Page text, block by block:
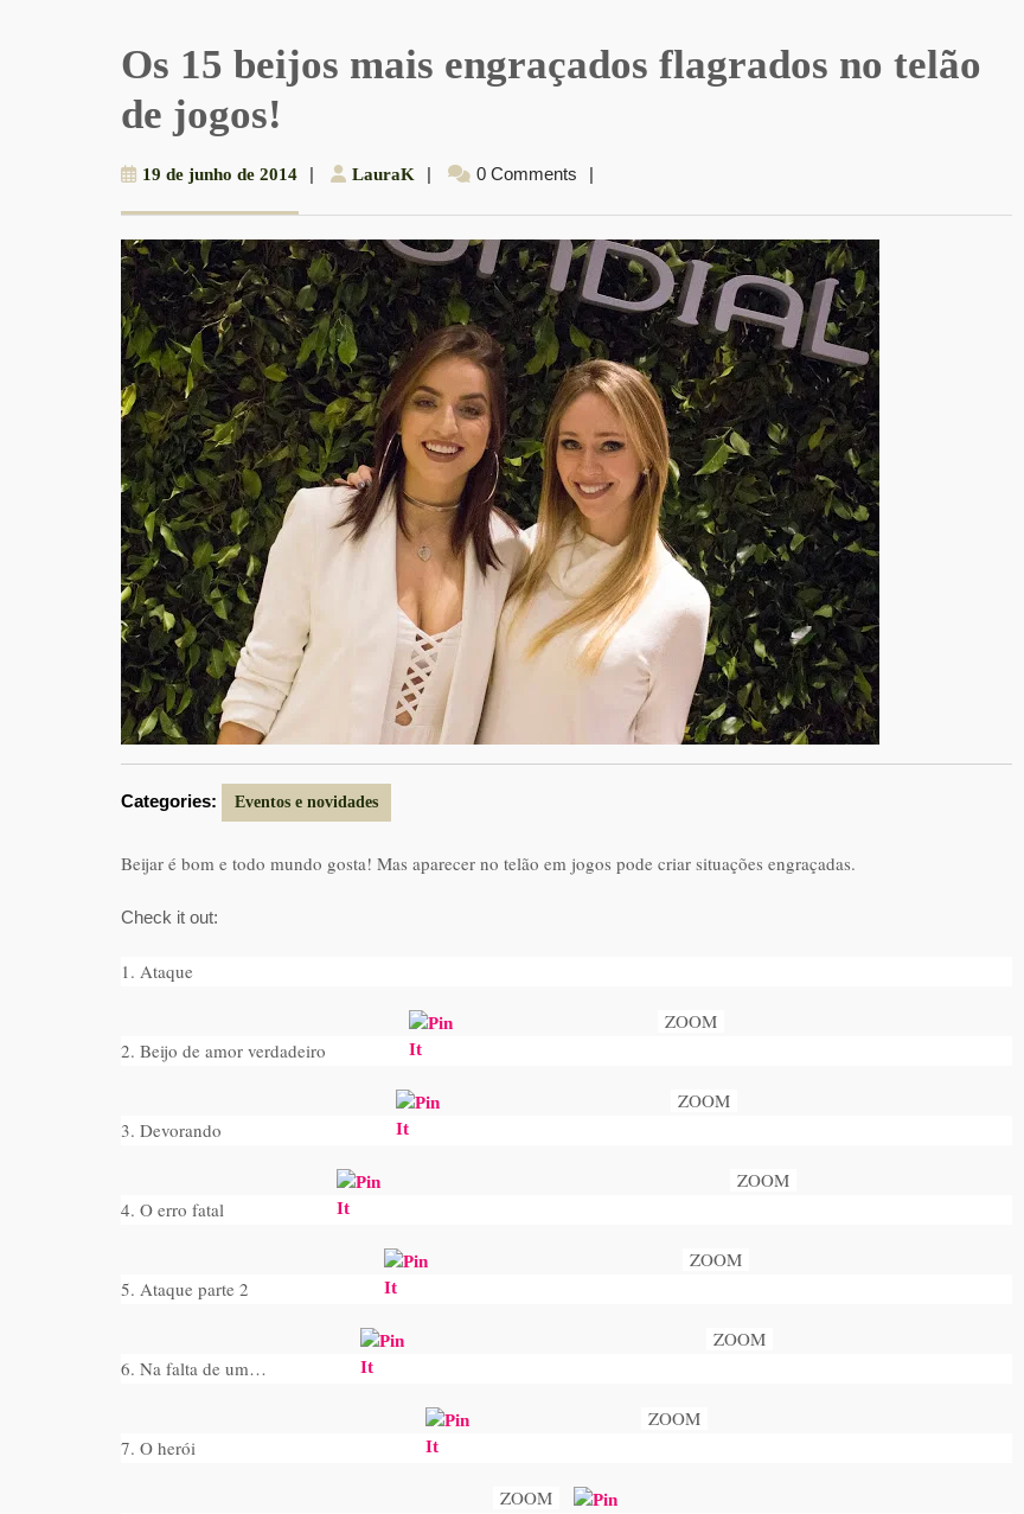
Os 15 beijos mais engraçados flagrados no telão
de jogos!
19 de junho de 201419
de
2014
| LauraK LauraK
| 0 Comments |
Categories: Eventos e novidades
Beijar é bom e todo mundo gosta! Mas aparecer no telão em jogos pode criar situações engraçadas.
Check it out:
1. Ataque
ZOOM
2. Beijo de amor verdadeiro
ZOOM
3. Devorando
ZOOM
4. O erro fatal
ZOOM
5. Ataque parte 2
ZOOM
6. Na falta de um…
ZOOM
7. O herói
ZOOM